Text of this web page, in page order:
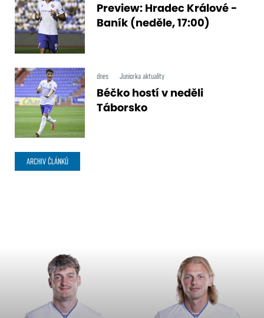
Preview: Hradec Králové -
Baník (neděle, 17:00)
dnes Juniorka aktuality
Béčko hostí v neděli
Táborsko
ARCHIV ČLÁNKŮ